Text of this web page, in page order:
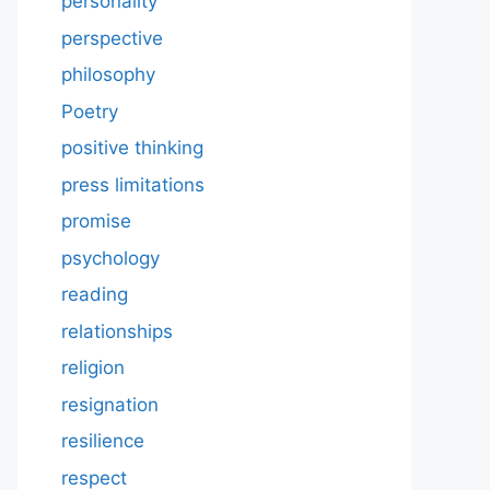
perspective
philosophy
Poetry
positive thinking
press limitations
promise
psychology
reading
relationships
religion
resignation
resilience
respect